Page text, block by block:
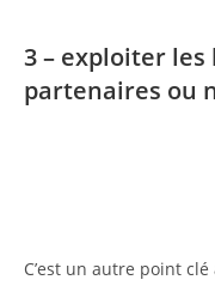
3 – exploiter
partenaires ou
C’est un autre point